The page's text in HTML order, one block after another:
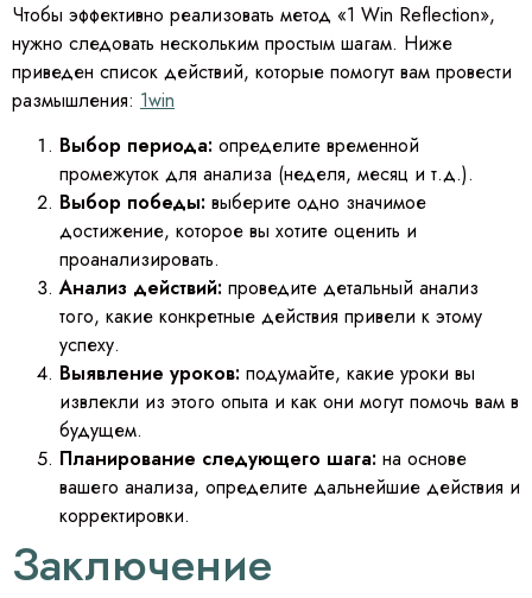
Чтобы эффективно реализовать метод «1 Win Reflection»,
нужно следовать нескольким простым шагам. Ниже
приведен список действий, которые помогут вам провести
размышления: 1win
Выбор периода: определите временной
промежуток для анализа (неделя, месяц и т.д.).
Выбор победы: выберите одно значимое
достижение, которое вы хотите оценить и
проанализировать.
Анализ действий: проведите детальный анализ
того, какие конкретные действия привели к этому
успеху.
Выявление уроков: подумайте, какие уроки вы
извлекли из этого опыта и как они могут помочь вам в
будущем.
Планирование следующего шага: на основе
вашего анализа, определите дальнейшие действия и
корректировки.
Заключение